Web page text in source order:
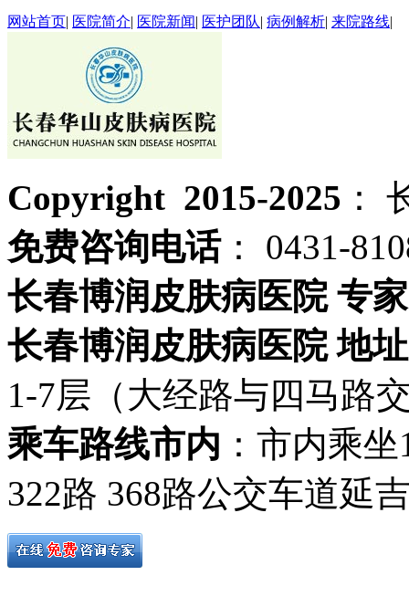
网站首页| 医院简介| 医院新闻| 医护团队| 病例解析| 来院路线|
Copyright 2015-2025 ：
免费咨询电话： 0431-
长春博润皮肤病医院 专
长春博润皮肤病医院 地址
1-7层（大经路与四马路
乘车路线市内 ：市内乘
322路 368路公交车道延